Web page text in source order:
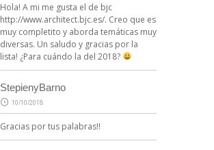
Hola! A mi me gusta el de bjc
http://www.architect.bjc.es/. Creo que es
muy completito y aborda temáticas muy
diversas. Un saludo y gracias por la
lista! ¿Para cuándo la del 2018?
StepienyBarno
10/10/2018
Gracias por tus palabras!!